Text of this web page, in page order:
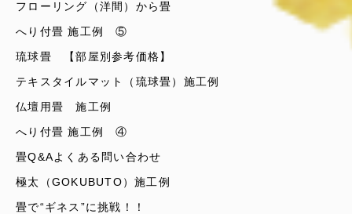
フローリング（洋間）から畳
へり付畳 施工例 ⑤
琉球畳 【部屋別参考価格】
テキスタイルマット（琉球畳）施工例
仏壇用畳 施工例
へり付畳 施工例 ④
畳Q&Aよくある問い合わせ
極太（GOKUBUTO）施工例
畳で“ギネス”に挑戦！！